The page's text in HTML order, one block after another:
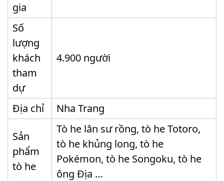
gia
Số
lượng
khách
tham
dự
4.900 người
Địa chỉ Nha Trang
Sản
phẩm
tò he
Tò he lân sư rồng, tò he Totoro,
tò he khủng long, tò he
Pokémon, tò he Songoku, tò he
ông Địa …